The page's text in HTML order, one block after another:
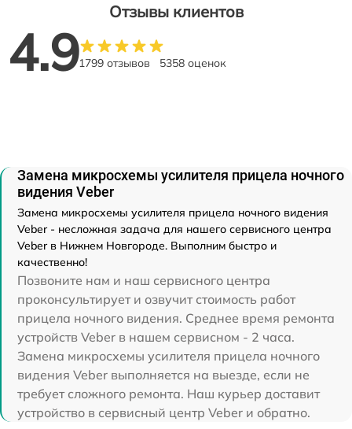
Отзывы клиентов
4.91799 отзывов 5358 оценок
Замена микросхемы усилителя прицела ночного
видения Veber
Замена микросхемы усилителя прицела ночного видения
Veber - несложная задача для нашего сервисного центра
Veber в Нижнем Новгороде. Выполним быстро и
качественно!
Позвоните нам и наш сервисного центра
проконсультирует и озвучит стоимость работ
прицела ночного видения. Среднее время ремонта
устройств Veber в нашем сервисном - 2 часа.
Замена микросхемы усилителя прицела ночного
видения Veber выполняется на выезде, если не
требует сложного ремонта. Наш курьер доставит
устройство в сервисный центр Veber и обратно.